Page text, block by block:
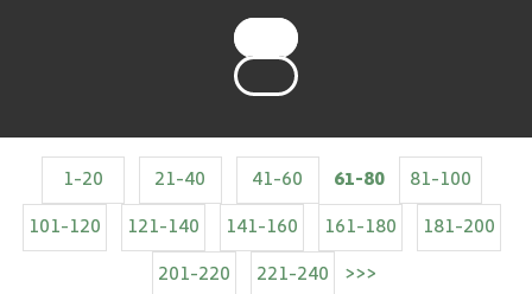
1-20 21-40 41-60 61-80
81-100
101-120
121-140 141-160 161-180
181-200
201-220
221-240 >>>